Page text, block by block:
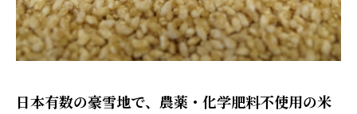
日本有数の豪雪地で、農薬・化学肥料不使用の米